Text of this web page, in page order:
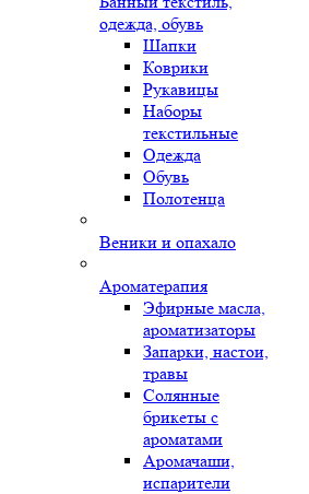
одежда, обувь
Шапки
Коврики
Рукавицы
Наборы
текстильные
Одежда
Обувь
Полотенца
Веники и опахало
Ароматерапия
Эфирные масла,
ароматизаторы
Запарки, настои,
травы
Солянные
брикеты с
ароматами
Аромачаши,
испарители